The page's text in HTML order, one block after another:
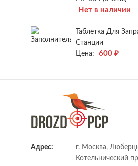
Нет в наличии
Таблетка Для
Станции
Цена:
600 ₽
Адрес:
г. Москва,
Котельнический